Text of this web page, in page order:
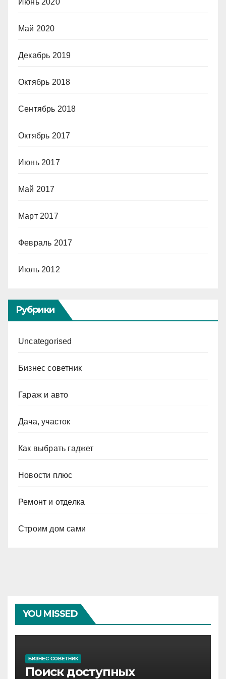
Май 2020
Декабрь 2019
Октябрь 2018
Сентябрь 2018
Октябрь 2017
Июнь 2017
Май 2017
Март 2017
Февраль 2017
Июль 2012
Рубрики
Uncategorised
Бизнес советник
Гараж и авто
Дача, участок
Как выбрать гаджет
Новости плюс
Ремонт и отделка
Строим дом сами
YOU MISSED
БИЗНЕС СОВЕТНИК
Поиск доступных